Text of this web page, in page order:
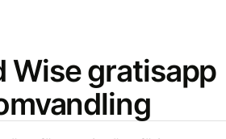
Wise gratisapp